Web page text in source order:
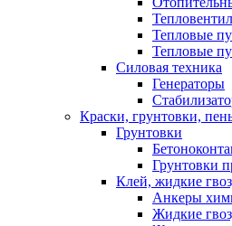
Тепловые
Тепловые
Силовая техника
Генераторы
Краски, грунтовки,
Грунтовки
Грунтовки
Клей, жидкие
Анкеры
Жидкие